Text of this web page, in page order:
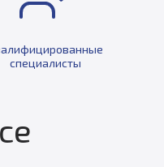
специалисты